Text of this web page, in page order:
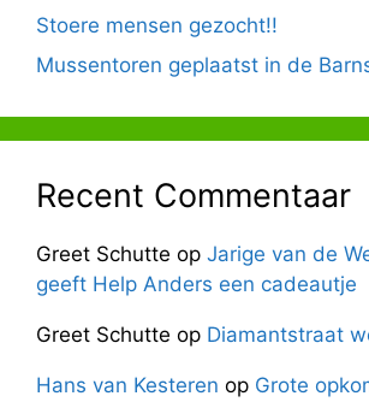
Stoere mensen gezocht!!
Mussentoren geplaatst in de
Recent Commentaar
Greet Schutte op Jarige van de
geeft Help Anders een cadeautje
Greet Schutte op Diamantstraat
Hans van Kesteren op Grote